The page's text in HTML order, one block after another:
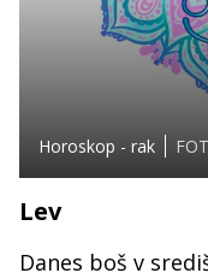
Horoskop - rak
Lev
Danes boš v